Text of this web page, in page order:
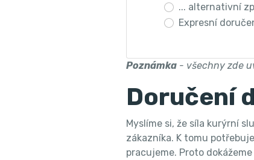
... alternativní
Expresní
Poznámka - všechny zde
Doručení
Myslíme si, že síla kurýrní
zákazníka. K tomu
pracujeme. Proto dokážeme